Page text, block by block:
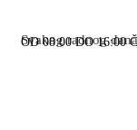
Svakog radnog dana
OD 08:00 DO 16:00